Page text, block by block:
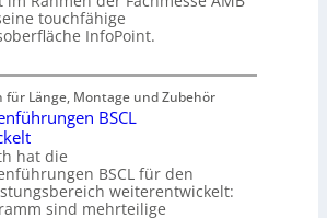
touchfähige
InfoPoint.
für Länge, Montage und Zubehör
BSCL
hat die
BSCL für den
weiterentwickelt:
sind mehrteilige